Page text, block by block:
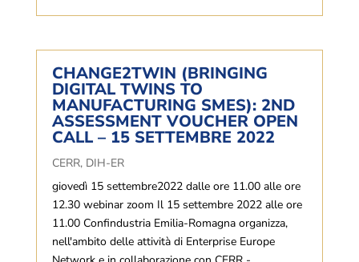
CHANGE2TWIN (BRINGING
DIGITAL TWINS TO
MANUFACTURING SMES): 2ND
ASSESSMENT VOUCHER OPEN
CALL – 15 SETTEMBRE 2022
CERR, DIH-ER
giovedì 15 settembre2022 dalle ore 11.00 alle ore
12.30 webinar zoom Il 15 settembre 2022 alle ore
11.00 Confindustria Emilia-Romagna organizza,
nell'ambito delle attività di Enterprise Europe